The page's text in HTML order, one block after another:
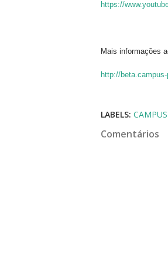
https://
Mais informações
http://
LABELS:
Comentários